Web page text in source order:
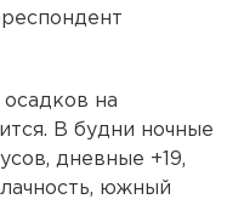
на
В будни ночные
дневные +19,
южный